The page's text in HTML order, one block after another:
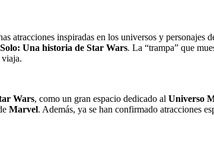
atracciones inspiradas en los universos y personajes
Una historia de Star Wars. La “trampa” que
viaja.
Wars, como un gran espacio dedicado al Universo
Marvel. Además, ya se han confirmado atracciones